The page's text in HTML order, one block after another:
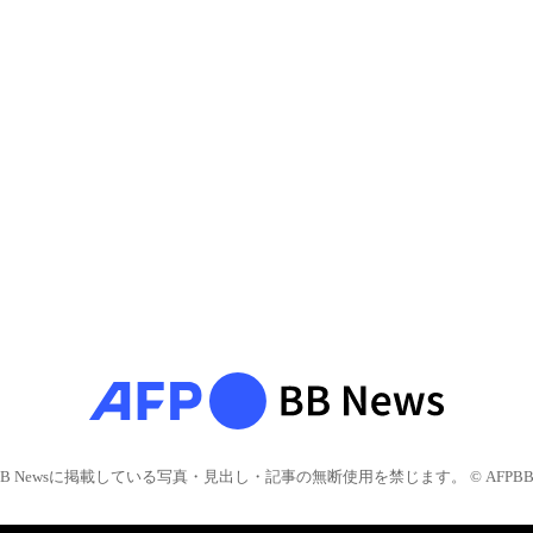
Newsに掲載している写真・見出し・記事の無断使用を禁じます。 © AFPBB